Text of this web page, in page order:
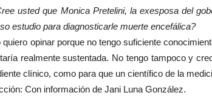
usted que Monica Pretelini, la exesposa del
estudio para diagnosticarle muerte encefálica?
opinar porque no tengo suficiente
realmente sustentada. No tengo tampoco y
clínico, como para que un científico de la
Con información de Jani Luna González.